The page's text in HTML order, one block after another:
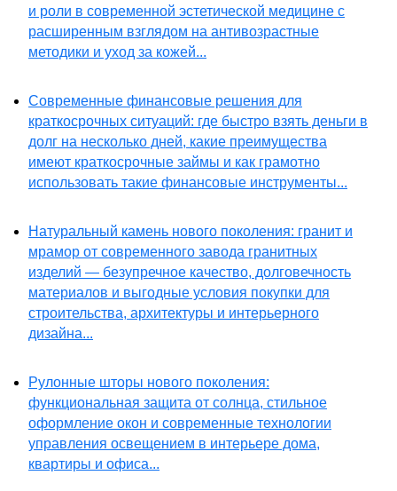
и роли в современной эстетической медицине с
расширенным взглядом на антивозрастные
методики и уход за кожей...
Современные финансовые решения для
краткосрочных ситуаций: где быстро взять деньги в
долг на несколько дней, какие преимущества
имеют краткосрочные займы и как грамотно
использовать такие финансовые инструменты...
Натуральный камень нового поколения: гранит и
мрамор от современного завода гранитных
изделий — безупречное качество, долговечность
материалов и выгодные условия покупки для
строительства, архитектуры и интерьерного
дизайна...
Рулонные шторы нового поколения:
функциональная защита от солнца, стильное
оформление окон и современные технологии
управления освещением в интерьере дома,
квартиры и офиса...